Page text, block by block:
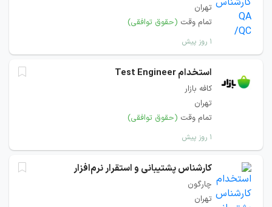
تهران
تمام وقت (حقوق توافقی)
۱ روز پیش
استخدام Test Engineer
کافه بازار
تهران
تمام وقت (حقوق توافقی)
۱ روز پیش
کارشناس پشتیبانی و استقرار نرم‌افزار
چارگون
تهران